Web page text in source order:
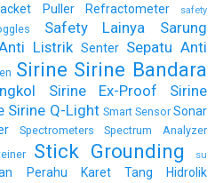
Puller Refractometer safety
Safety Lainya
Sarung
Listrik Senter Sepatu Anti
Sirine Sirine Bandara
Sirine Ex-Proof
Sirine
Sirine Q-Light Smart Sensor Sonar
Spectrometers Spectrum Analyzer
Stick Grounding su
Perahu Karet Tang Hidrolik